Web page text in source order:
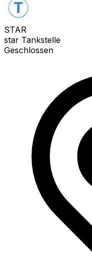
STAR
star Tankstelle
Geschlossen